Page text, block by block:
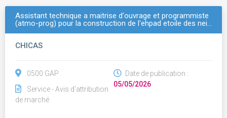
Assistant technique a maitrise d'ouvrage et programmiste
(atmo-prog) pour la construction de l'ehpad etoile des nei…
CHICAS
0500 GAP
Service - Avis d'attribution
de marché
Date de publication :
05/05/2026